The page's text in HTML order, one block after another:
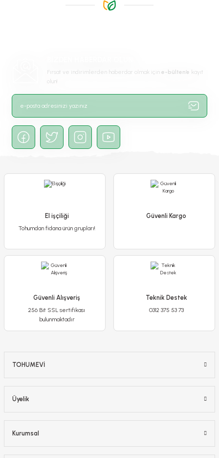
Ürün resmi kalitesiz, bozuk veya görüntülenemiyor.
Gönder
Genta Dichondra Repens - Fare Kulağı Tohumu 250 gr
699,90 TL
Fırsat ve indirimlerden haberdar olmak için e-bülten’e kayıt
olun!
El işçiliği
Tohumdan fidana ürün grupları!
Güvenli Kargo
Güvenli Alışveriş
256 Bit SSL sertifikası
bulunmaktadır
Teknik Destek
0312 375 53 73
TOHUMEVİ
Üyelik
Kurumsal